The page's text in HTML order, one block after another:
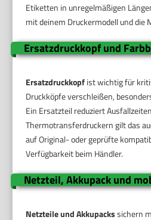
Etiketten in unregelmäßigen
mit deinem Druckermodell und die
Ersatzdruckkopf und
Ersatzdruckkopfist wichtig für
Druckköpfe verschleißen,
Ein Ersatzteil reduziert
Thermotransferdruckern gilt das
auf Original- oder geprüfte
Verfügbarkeit beim Händler.
Netzteil, Akkupack und
Netzteile und Akkupackssichern